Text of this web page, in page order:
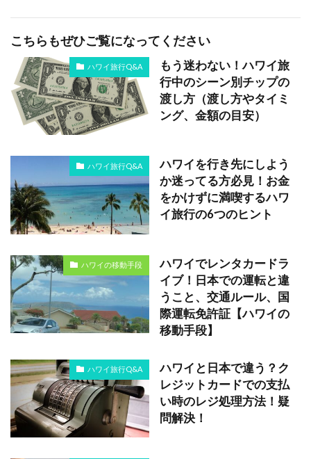
こちらもぜひご覧になってください
ハワイ旅行Q&A
もう迷わない！ハワイ旅
行中のシーン別チップの
渡し方（渡し方やタイミ
ング、金額の目安）
ハワイ旅行Q&A
ハワイを行き先にしよう
か迷ってる方必見！お金
をかけずに満喫するハワ
イ旅行の6つのヒント
ハワイの移動手段
ハワイでレンタカードラ
イブ！日本での運転と違
うこと、交通ルール、国
際運転免許証【ハワイの
移動手段】
ハワイ旅行Q&A
ハワイと日本で違う？ク
レジットカードでの支払
い時のレジ処理方法！疑
問解決！